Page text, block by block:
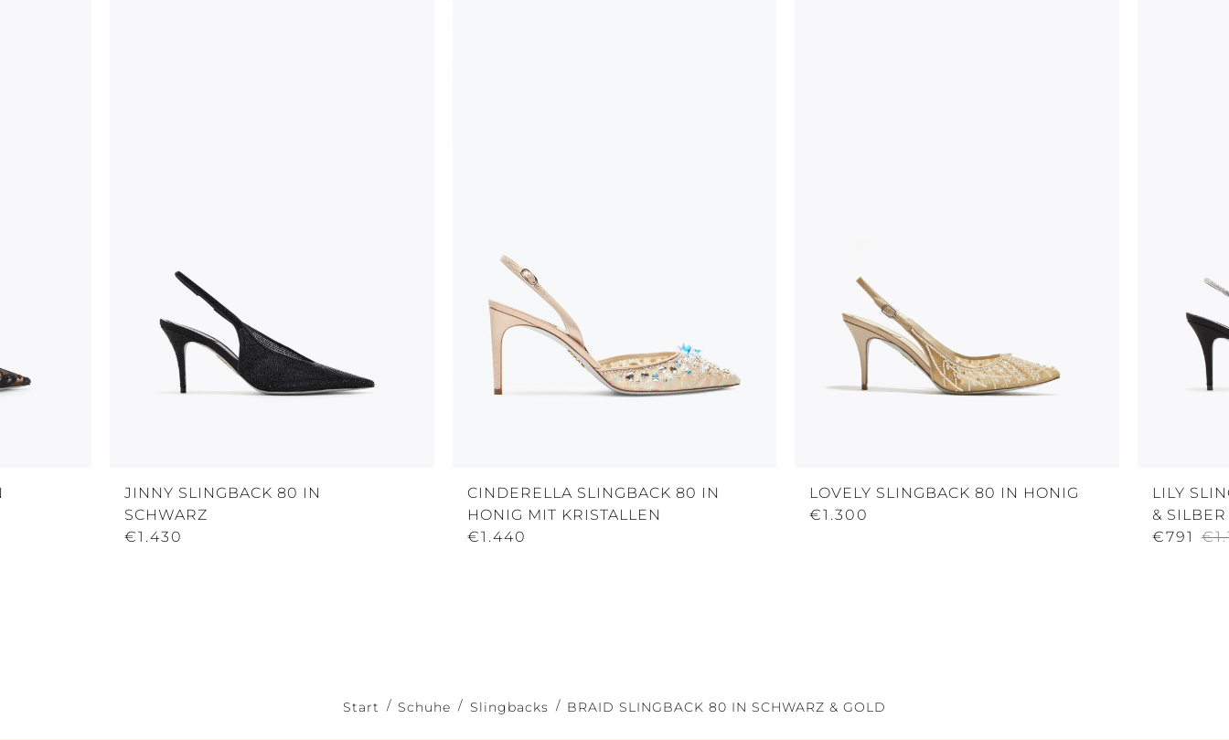
JINNY SLINGBACK 80 IN
SCHWARZ
€1.430
CINDERELLA SLINGBACK 80 IN
HONIG MIT KRISTALLEN
€1.440
LOVELY SLINGBACK 80 IN HONIG
€1.300
LILY
& SILBER
€791
Start Schuhe Slingbacks BRAID SLINGBACK 80 IN SCHWARZ & GOLD